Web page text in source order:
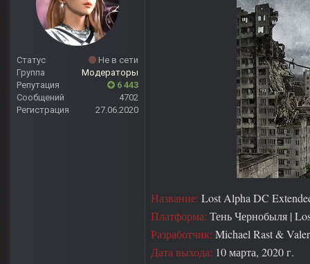
Статус
Не в сети
Группа
Модераторы
Репутация
6 443
Сообщений
4702
Регистрация
27.06.2020
Название: Lost Alpha DC
Платформа: Тень Чернобыля |
Разработчик: Michael Rast &
Дата выхода: 10 марта, 2020 г.